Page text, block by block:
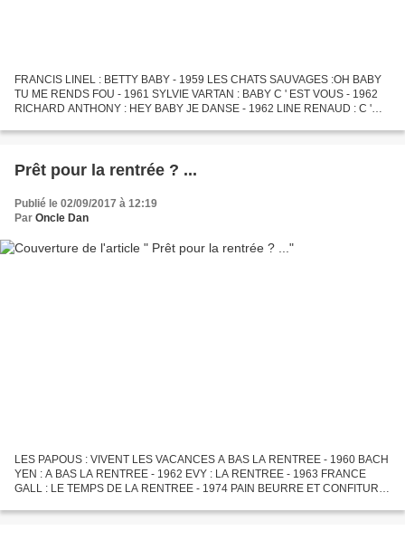
FRANCIS LINEL : BETTY BABY - 1959 LES CHATS SAUVAGES :OH BABY
TU ME RENDS FOU - 1961 SYLVIE VARTAN : BABY C ' EST VOUS - 1962
RICHARD ANTHONY : HEY BABY JE DANSE - 1962 LINE RENAUD : C '
GALL...
Prêt pour la rentrée ? ...
Publié le 02/09/2017 à 12:19
Par Oncle Dan
LES PAPOUS : VIVENT LES VACANCES A BAS LA RENTREE - 1960 BACH
YEN : A BAS LA RENTREE - 1962 EVY : LA RENTREE - 1963 FRANCE
GALL : LE TEMPS DE LA RENTREE - 1974 PAIN BEURRE ET CONFITURE